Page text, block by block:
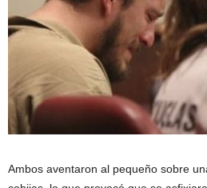
Ambos aventaron al pequeño sobre